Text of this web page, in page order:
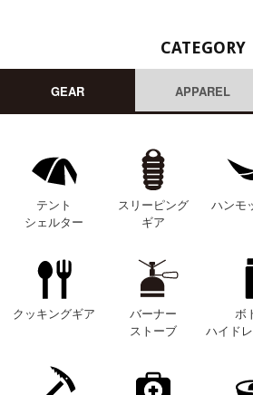
CATEGORY
GEAR APPAREL
テント
シェルター
スリーピング
ギア
ハンモ
クッキングギア
バーナー
ストーブ
ボ
ハイド